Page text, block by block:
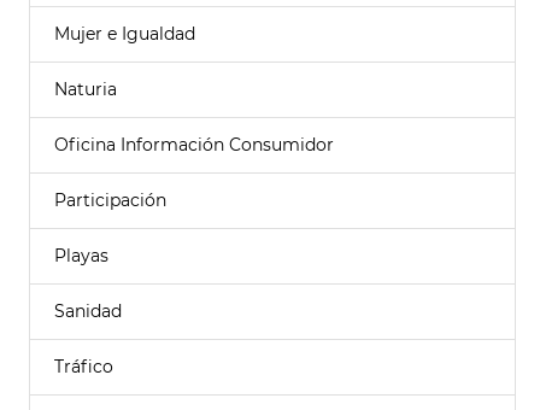
Mujer e Igualdad
Naturia
Oficina Información Consumidor
Participación
Playas
Sanidad
Tráfico